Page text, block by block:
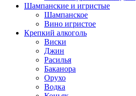
Шампанские и игристые
Шампанское
Вино игристое
Крепкий алкоголь
Виски
Джин
Расилья
Баканора
Орухо
Водка